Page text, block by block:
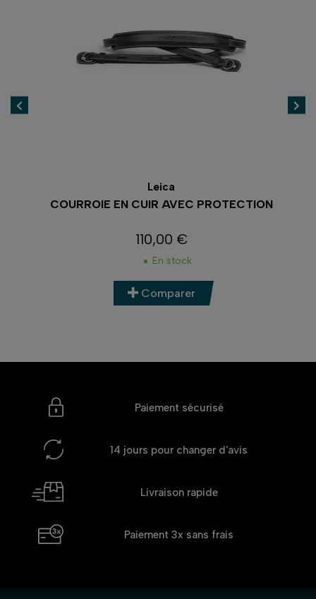
Leica
COURROIE EN CUIR AVEC PROTECTION
Prix
110,00 €
En stock
Comparer
Paiement sécurisé
14 jours pour changer d'avis
Livraison rapide
Paiement 3x sans frais